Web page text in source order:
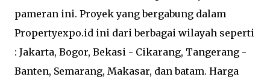
pameran ini. Proyek yang bergabung dalam
Propertyexpo.id ini dari berbagai wilayah seperti
: Jakarta, Bogor, Bekasi - Cikarang, Tangerang -
Banten, Semarang, Makasar, dan batam. Harga